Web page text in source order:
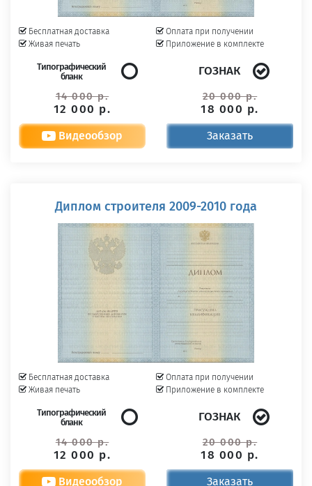
Бесплатная доставка
Живая печать
Оплата при получении
Приложение в комплекте
Типографический
бланк
14 000 р.
12 000 р.
ГОЗНАК
20 000 р.
18 000 р.
Видеообзор Заказать
Диплом строителя 2009-2010 года
Бесплатная доставка
Живая печать
Оплата при получении
Приложение в комплекте
Типографический
бланк
14 000 р.
12 000 р.
ГОЗНАК
20 000 р.
18 000 р.
Видеообзор Заказать